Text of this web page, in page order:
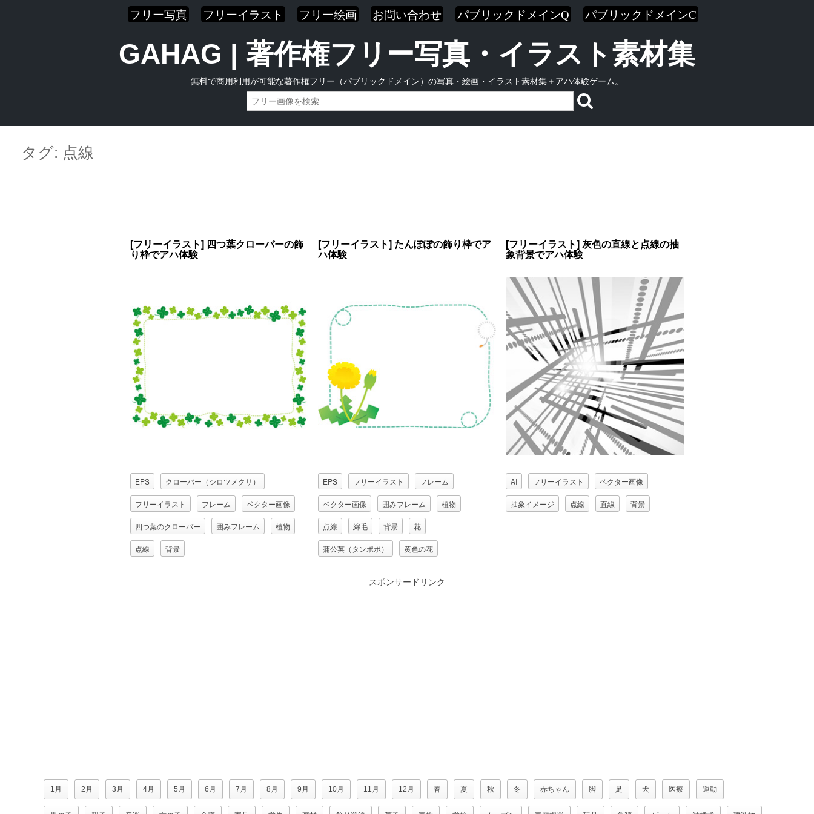
フリー写真 フリーイラスト フリー絵画 お問い合わせ パブリックドメインQ パブリックドメインC
GAHAG | 著作権フリー写真・イラスト素材集
無料で商用利用が可能な著作権フリー（パブリックドメイン）の写真・絵画・イラスト素材集＋アハ体験ゲーム。
contentタグ: 点線
[フリーイラスト] 四つ葉クローバーの飾
り枠でアハ体験
EPS クローバー（シロツメクサ）
フリーイラスト フレーム ベクター画像
四つ葉のクローバー 囲みフレーム 植物
点線 背景
[フリーイラスト] たんぽぽの飾り枠でア
ハ体験
EPS フリーイラスト フレーム
ベクター画像 囲みフレーム 植物
点線 綿毛 背景 花
蒲公英（タンポポ） 黄色の花
[フリーイラスト] 灰色の直線と点線の抽
象背景でアハ体験
AI フリーイラスト ベクター画像
抽象イメージ 点線 直線 背景
スポンサードリンク
1月 2月 3月 4月 5月 6月 7月 8月 9月 10月 11月 12月 春 夏 秋 冬 赤ちゃん 脚 足 犬 医療 運動